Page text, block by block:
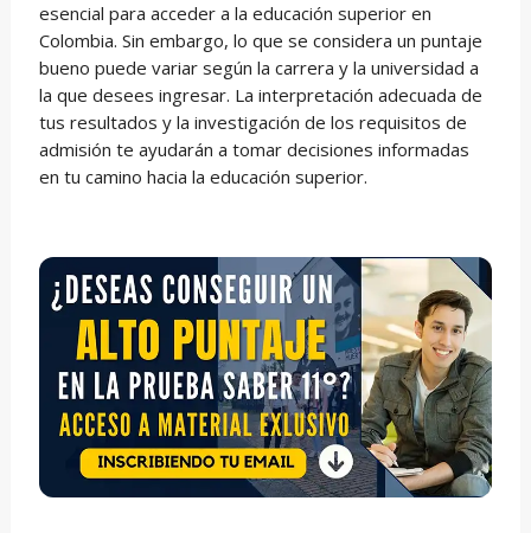
esencial para acceder a la educación superior en
Colombia. Sin embargo, lo que se considera un puntaje
bueno puede variar según la carrera y la universidad a
la que desees ingresar. La interpretación adecuada de
tus resultados y la investigación de los requisitos de
admisión te ayudarán a tomar decisiones informadas
en tu camino hacia la educación superior.